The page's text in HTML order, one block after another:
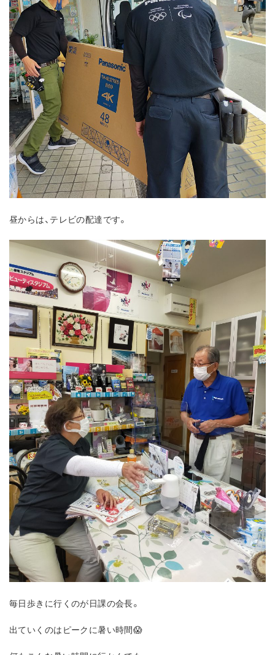
昼からは、テレビの配達です。
毎日歩きに行くのが日課の会長。
出ていくのはピークに暑い時間😱